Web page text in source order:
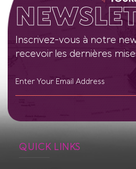
Inscrivez-vous à notre
recevoir les dernières
QUICK LINKS